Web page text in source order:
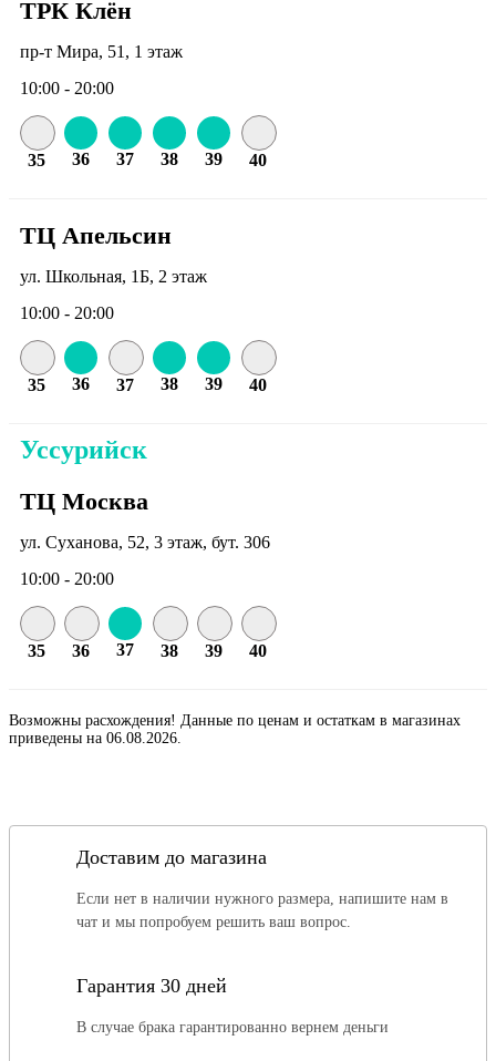
ТРК Клён
пр-т Мира, 51, 1 этаж
10:00 - 20:00
35 36 37 38 39 40
ТЦ Апельсин
ул. Школьная, 1Б, 2 этаж
10:00 - 20:00
35 36 37 38 39 40
Уссурийск
ТЦ Москва
ул. Суханова, 52, 3 этаж, бут. 306
10:00 - 20:00
35 36 37 38 39 40
Возможны расхождения! Данные по ценам и остаткам в магазинах
приведены на 06.08.2026.
Доставим до магазина
Если нет в наличии нужного размера, напишите нам в
чат и мы попробуем решить ваш вопрос.
Гарантия 30 дней
В случае брака гарантированно вернем деньги